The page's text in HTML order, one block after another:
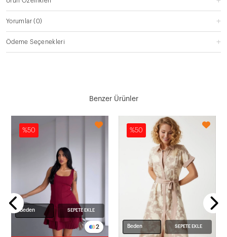
Yorumlar(0)
Ödeme Seçenekleri
Benzer Ürünler
%50
2
Beden SEPETE EKLE
%50
Beden SEPETE EKLE